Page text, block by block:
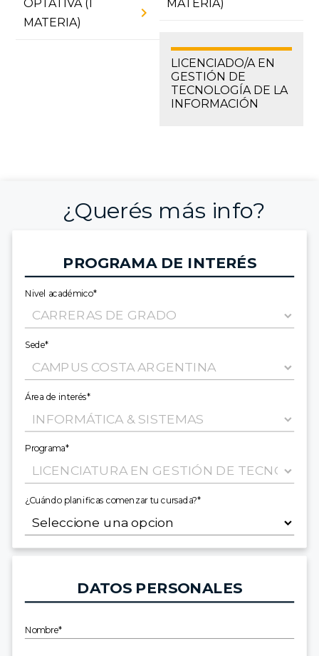
OPTATIVA (1
MATERIA)
chevron_right
MATERIA)
LICENCIADO/A EN
GESTIÓN DE
TECNOLOGÍA DE LA
INFORMACIÓN
¿Querés más info?
PROGRAMA DE INTERÉS
Nivel académico*
Sede*
Área de interés*
Programa*
¿Cuándo planificas comenzar tu cursada?*
DATOS PERSONALES
Nombre*